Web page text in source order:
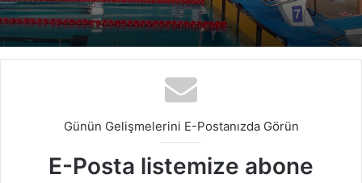
Günün Gelişmelerini E-Postanızda Görün
E-Posta listemize abone